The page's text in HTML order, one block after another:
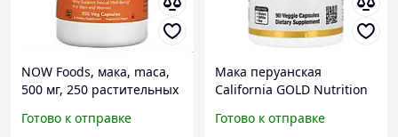
NOW Foods, мака, maca,
500 мг, 250 растительных
Готово к отправке
Мака перуанская
California GOLD Nutrition
(90 капсул)
Готово к отправке